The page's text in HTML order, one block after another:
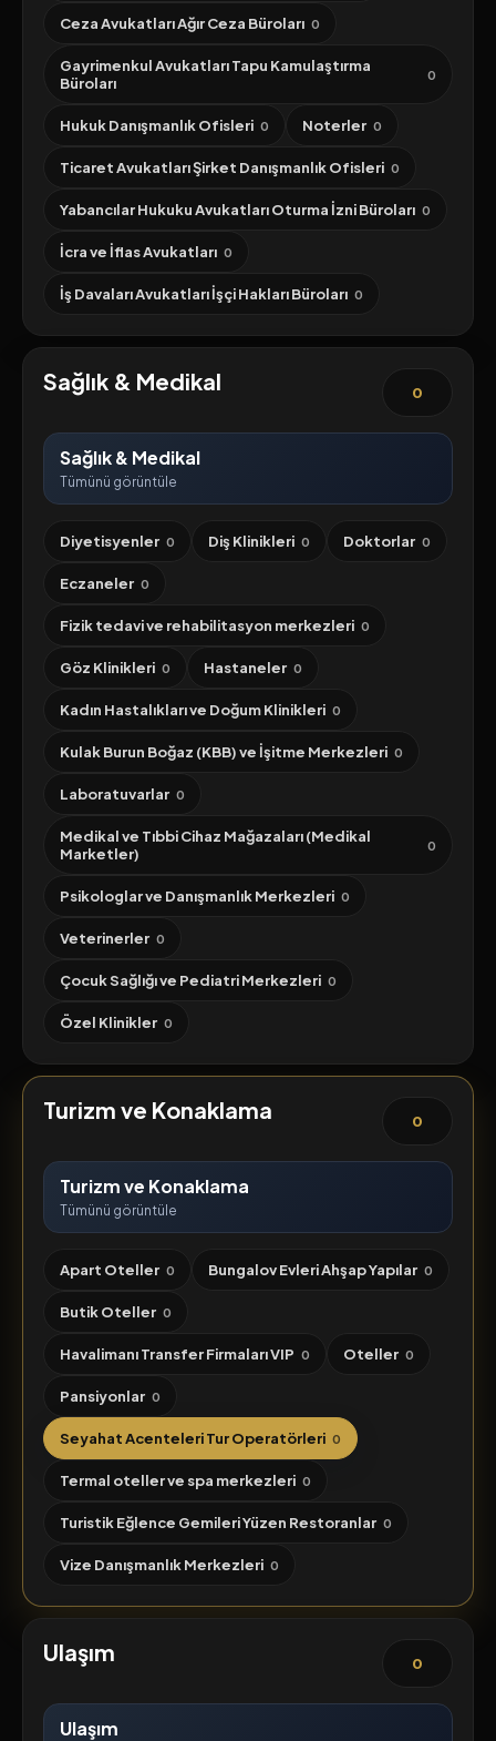
Ceza Avukatları Ağır Ceza Büroları 0
Gayrimenkul Avukatları Tapu Kamulaştırma
Büroları
0
Hukuk Danışmanlık Ofisleri 0 Noterler 0
Ticaret Avukatları Şirket Danışmanlık Ofisleri 0
Yabancılar Hukuku Avukatları Oturma İzni Büroları 0
İcra ve İflas Avukatları 0
İş Davaları Avukatları İşçi Hakları Büroları 0
Sağlık & Medikal 0
Sağlık & Medikal
Tümünü görüntüle
Diyetisyenler 0 Diş Klinikleri 0 Doktorlar 0
Eczaneler 0
Fizik tedavi ve rehabilitasyon merkezleri 0
Göz Klinikleri 0 Hastaneler 0
Kadın Hastalıkları ve Doğum Klinikleri 0
Kulak Burun Boğaz (KBB) ve İşitme Merkezleri 0
Laboratuvarlar 0
Medikal ve Tıbbi Cihaz Mağazaları (Medikal
Marketler)
0
Psikologlar ve Danışmanlık Merkezleri 0
Veterinerler 0
Çocuk Sağlığı ve Pediatri Merkezleri 0
Özel Klinikler 0
Turizm ve Konaklama 0
Turizm ve Konaklama
Tümünü görüntüle
Apart Oteller 0 Bungalov Evleri Ahşap Yapılar 0
Butik Oteller 0
Havalimanı Transfer Firmaları VIP 0 Oteller 0
Pansiyonlar 0
Seyahat Acenteleri Tur Operatörleri 0
Termal oteller ve spa merkezleri 0
Turistik Eğlence Gemileri Yüzen Restoranlar 0
Vize Danışmanlık Merkezleri 0
Ulaşım 0
Ulaşım